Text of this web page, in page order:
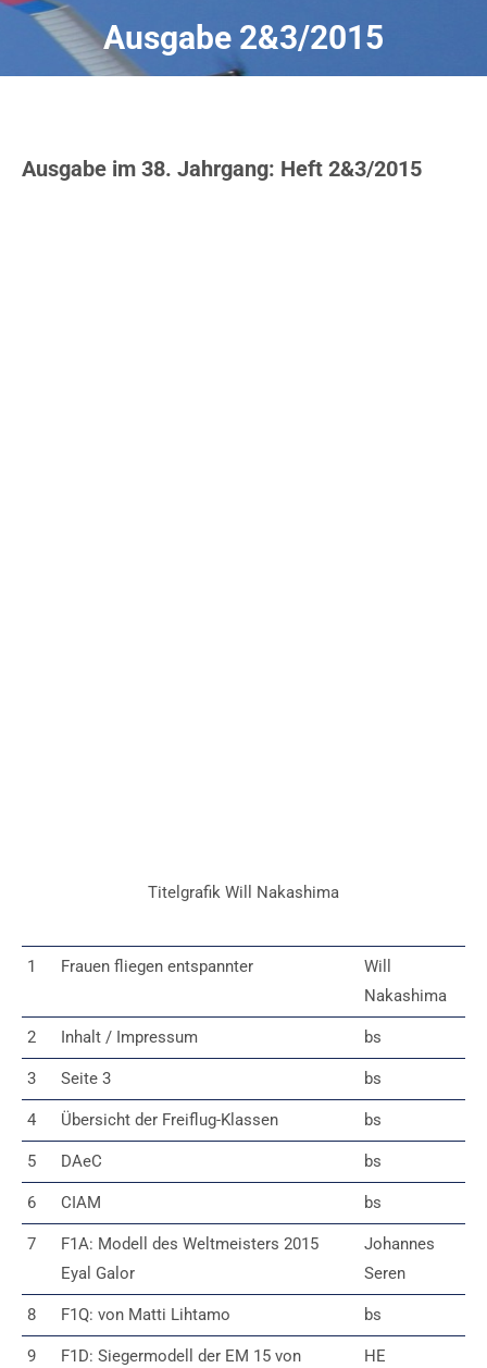
Ausgabe 2&3/2015
Ausgabe im 38. Jahrgang: Heft 2&3/2015
Titelgrafik Will Nakashima
1 Frauen fliegen entspannter
Will
Nakashima
2 Inhalt / Impressum bs
3 Seite 3 bs
4 Übersicht der Freiflug-Klassen bs
5 DAeC bs
6 CIAM bs
7
F1A: Modell des Weltmeisters 2015
Eyal Galor
Johannes
Seren
8 F1Q: von Matti Lihtamo bs
9
F1D: Siegermodell der EM 15 von
HE